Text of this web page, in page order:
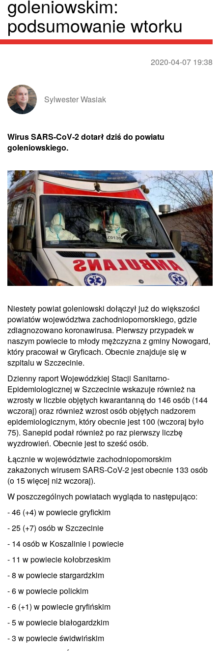
goleniowskim:
podsumowanie wtorku
2020-04-07 19:38
Sylwester Wasiak
Wirus SARS-CoV-2 dotarł dziś do powiatu
goleniowskiego.
Niestety powiat goleniowski dołączył już do większości
powiatów województwa zachodniopomorskiego, gdzie
zdiagnozowano koronawirusa. Pierwszy przypadek w
naszym powiecie to młody mężczyzna z gminy Nowogard,
który pracował w Gryficach. Obecnie znajduje się w
szpitalu w Szczecinie.
Dzienny raport Wojewódzkiej Stacji Sanitarno-
Epidemiologicznej w Szczecinie wskazuje również na
wzrosty w liczbie objętych kwarantanną do 146 osób (144
wczoraj) oraz również wzrost osób objętych nadzorem
epidemiologicznym, który obecnie jest 100 (wczoraj było
75). Sanepid podał również po raz pierwszy liczbę
wyzdrowień. Obecnie jest to sześć osób.
Łącznie w województwie zachodniopomorskim
zakażonych wirusem SARS-CoV-2 jest obecnie 133 osób
(o 15 więcej niż wczoraj).
W poszczególnych powiatach wygląda to następująco:
- 46 (+4) w powiecie gryfickim
- 25 (+7) osób w Szczecinie
- 14 osób w Koszalinie i powiecie
- 11 w powiecie kołobrzeskim
- 8 w powiecie stargardzkim
- 6 w powiecie polickim
- 6 (+1) w powiecie gryfińskim
- 5 w powiecie białogardzkim
- 3 w powiecie świdwińskim